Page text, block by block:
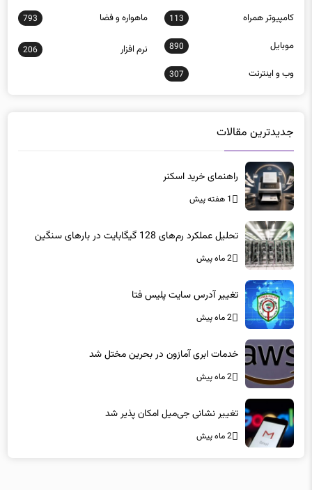
كامپيوتر همراه 113 ماهواره و فضا 793
موبايل 890 نرم افزار 206
وب و اينترنت 307
جدیدترین مقالات
راهنمای خرید اسکنر
1 هفته پیش
تحلیل عملکرد رم‌های 128 گیگابایت در بارهای سنگین
2 ماه پیش
تغییر آدرس سایت پلیس فتا
2 ماه پیش
خدمات ابری آمازون در بحرین مختل شد
2 ماه پیش
تغییر نشانی جی‌میل امکان پذیر شد
2 ماه پیش